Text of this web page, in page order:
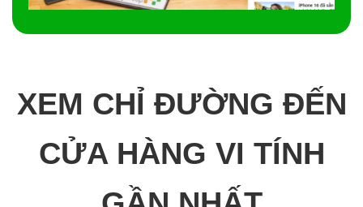
XEM CHỈ ĐƯỜNG ĐẾN
CỬA HÀNG VI TÍNH